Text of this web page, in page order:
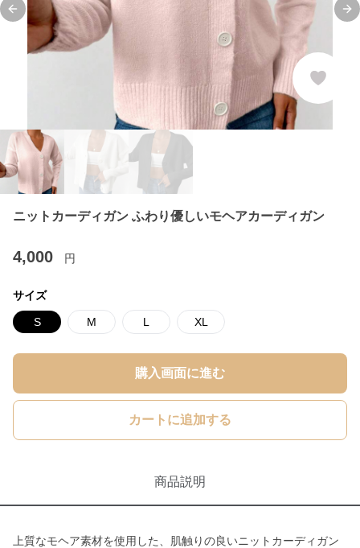
Previous slide
ニットカーディガン ふわり優しいモヘアカーディガン
4,000 円
サイズ
S M L XL
購入画面に進む
カートに追加する
商品説明
上質なモヘア素材を使用した、肌触りの良いニットカーディガン